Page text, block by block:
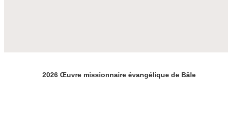
2026 Œuvre missionnaire évangélique de Bâle